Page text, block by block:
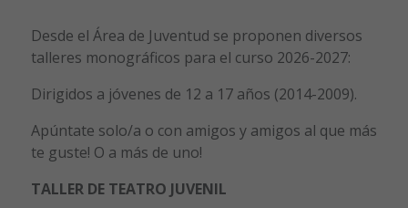
Desde el Área de Juventud se proponen diversos
talleres monográficos para el curso 2026-2027:
Dirigidos a jóvenes de 12 a 17 años (2014-2009).
Apúntate solo/a o con amigos y amigos al que más
te guste! O a más de uno!
TALLER DE TEATRO JUVENIL